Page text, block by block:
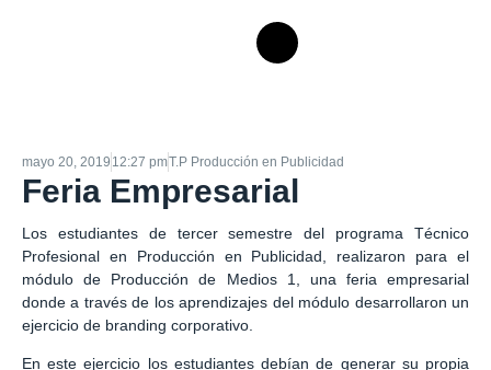
mayo 20, 2019 12:27 pmT.P Producción en Publicidad
Feria Empresarial
Los estudiantes de tercer semestre del programa Técnico
Profesional en Producción en Publicidad, realizaron para el
módulo de Producción de Medios 1, una feria empresarial
donde a través de los aprendizajes del módulo desarrollaron un
ejercicio de branding corporativo.
En este ejercicio los estudiantes debían de generar su propia